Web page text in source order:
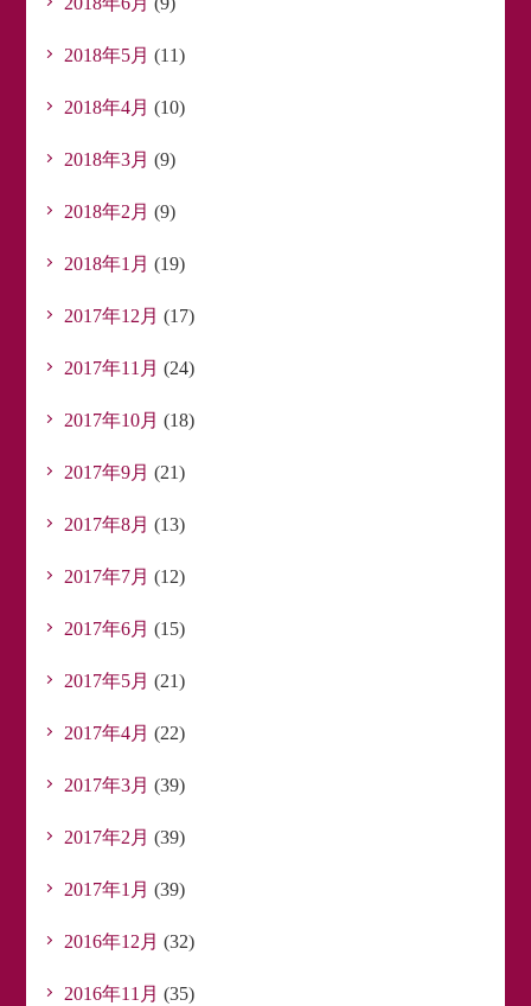
2018年5月 (11)
2018年4月 (10)
2018年3月 (9)
2018年2月 (9)
2018年1月 (19)
2017年12月 (17)
2017年11月 (24)
2017年10月 (18)
2017年9月 (21)
2017年8月 (13)
2017年7月 (12)
2017年6月 (15)
2017年5月 (21)
2017年4月 (22)
2017年3月 (39)
2017年2月 (39)
2017年1月 (39)
2016年12月 (32)
2016年11月 (35)